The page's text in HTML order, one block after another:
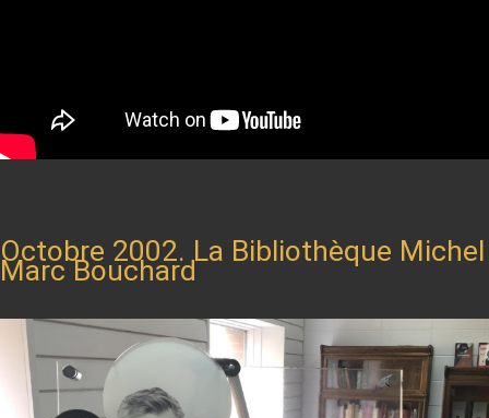
Octobre 2002. La Bibliothèque Michel
Marc Bouchard